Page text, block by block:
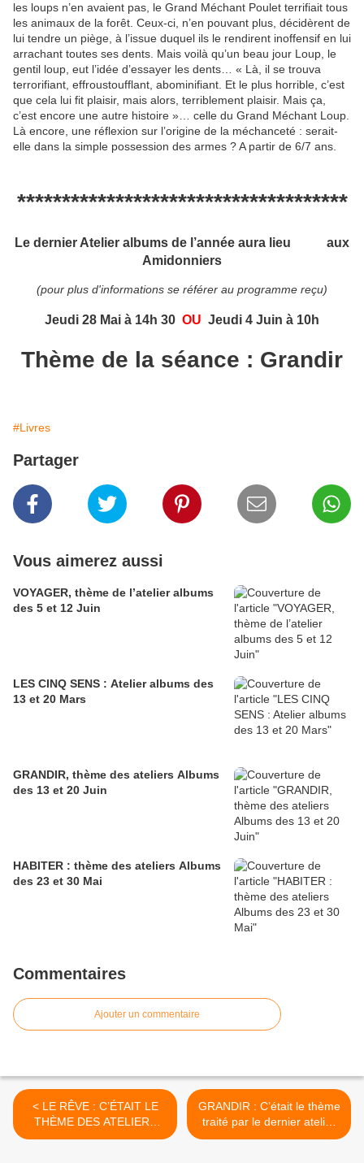
les loups n’en avaient pas, le Grand Méchant Poulet terrifiait tous
les animaux de la forêt. Ceux-ci, n’en pouvant plus, décidèrent de
lui tendre un piège, à l’issue duquel ils le rendirent inoffensif en lui
arrachant toutes ses dents. Mais voilà qu’un beau jour Loup, le
gentil loup, eut l’idée d’essayer les dents… « Là, il se trouva
terrorifiant, effroustoufflant, abominifiant. Et le plus horrible, c’est
que cela lui fit plaisir, mais alors, terriblement plaisir. Mais ça,
c’est encore une autre histoire »… celle du Grand Méchant Loup.
Là encore, une réflexion sur l’origine de la méchanceté : serait-
elle dans la simple possession des armes ? A partir de 6/7 ans.
*************************************
Le dernier Atelier albums de l’année aura lieu aux
Amidonniers
(pour plus d'informations se référer au programme reçu)
Jeudi 28 Mai à 14h 30 OU Jeudi 4 Juin à 10h
Thème de la séance : Grandir
#Livres
Partager
Vous aimerez aussi
VOYAGER, thème de l’atelier albums
des 5 et 12 Juin
LES CINQ SENS : Atelier albums des
13 et 20 Mars
GRANDIR, thème des ateliers Albums
des 13 et 20 Juin
HABITER : thème des ateliers Albums
des 23 et 30 Mai
Commentaires
Ajouter un commentaire
< LE RÊVE : C’ÉTAIT LE
THÈME DES ATELIERS
ALBUMS des 18/12/2014 et
GRANDIR : C’était le thème
traité par le dernier atelier
albums de l’année. >